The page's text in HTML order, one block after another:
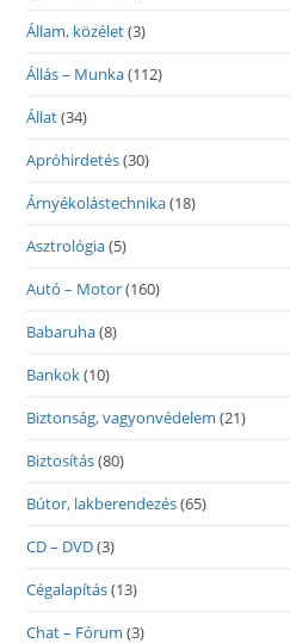
Állam, közélet(3)
Állás – Munka(112)
Állat(34)
Apróhirdetés(30)
Árnyékolástechnika(18)
Asztrológia(5)
Autó – Motor(160)
Babaruha(8)
Bankok(10)
Biztonság, vagyonvédelem (21)
Biztosítás(80)
Bútor, lakberendezés(65)
CD – DVD(3)
Cégalapítás(13)
Chat – Fórum (3)